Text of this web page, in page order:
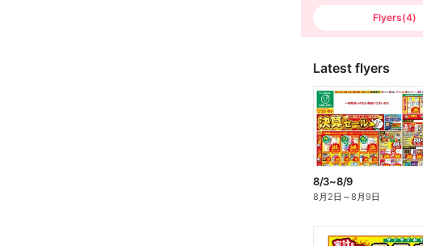
Flyers(4)
Latest flyers
8/3~8/9
8月2日 ～8月9日